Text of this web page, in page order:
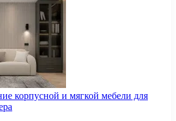
корпусной и мягкой мебели для